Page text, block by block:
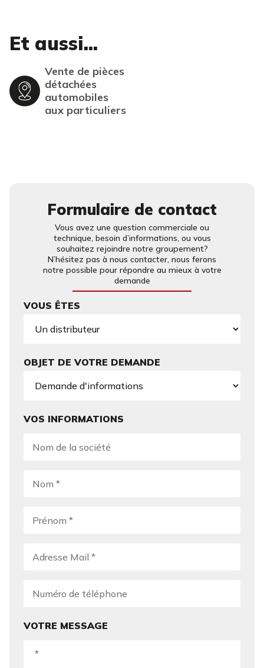
Et aussi...
Vente de pièces
détachées
automobiles
aux particuliers
Formulaire de contact
Vous avez une question commerciale ou
technique, besoin d’informations, ou vous
souhaitez rejoindre notre groupement?
N’hésitez pas à nous contacter, nous ferons
notre possible pour répondre au mieux à votre
demande
VOUS ÊTES
OBJET DE VOTRE DEMANDE
VOS INFORMATIONS
VOTRE MESSAGE